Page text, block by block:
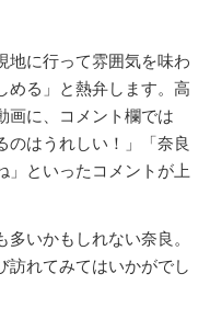
に行って雰囲気を味わ
める」と熱弁します。高
画に、コメント欄では
のはうれしい！」「奈良
」といったコメントが上
多いかもしれない奈良。
訪れてみてはいかがでし